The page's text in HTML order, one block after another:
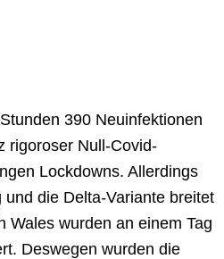
390 Neuinfektionen
rigoroser Null-Covid-
Lockdowns. Allerdings
die Delta-Variante breitet
Wales wurden an einem Tag
Deswegen wurden die